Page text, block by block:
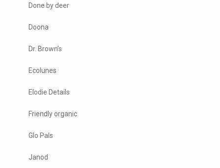
Done by deer
Doona
Dr. Brown’s
Ecolunes
Elodie Details
Friendly organic
Glo Pals
Janod